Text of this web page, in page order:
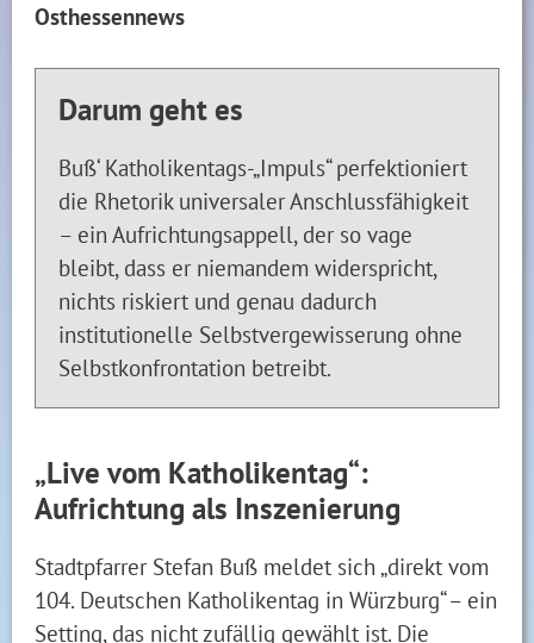
Osthessennews
Darum geht es
Buß‘ Katholikentags-„Impuls“ perfektioniert
die Rhetorik universaler Anschlussfähigkeit
– ein Aufrichtungsappell, der so vage
bleibt, dass er niemandem widerspricht,
nichts riskiert und genau dadurch
institutionelle Selbstvergewisserung ohne
Selbstkonfrontation betreibt.
„Live vom Katholikentag“:
Aufrichtung als Inszenierung
Stadtpfarrer Stefan Buß meldet sich „direkt vom
104. Deutschen Katholikentag in Würzburg“ – ein
Setting, das nicht zufällig gewählt ist. Die